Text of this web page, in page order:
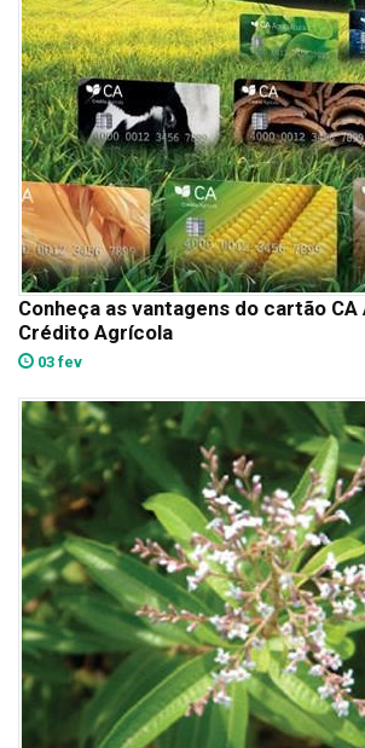
Conheça as vantagens do cartão
Crédito Agrícola
03 fev